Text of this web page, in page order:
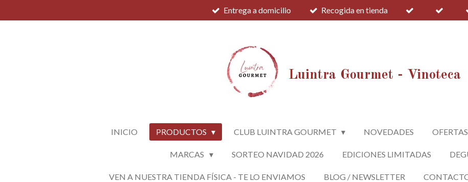
al
Entrega a domicilio Recogida en tienda
Luintra Gourmet - Vinoteca
INICIO PRODUCTOS CLUB LUINTRA GOURMET NOVEDADES OFERTAS
MARCAS SORTEO NAVIDAD 2026 EDICIONES LIMITADAS
VEN A NUESTRA TIENDA FÍSICA - TE LO ENVIAMOS BLOG / NEWSLETTER